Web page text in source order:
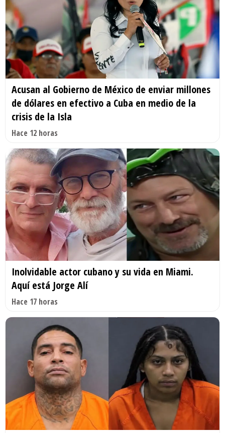
Acusan al Gobierno de México de enviar millones
de dólares en efectivo a Cuba en medio de la
crisis de la Isla
Hace 12 horas
Inolvidable actor cubano y su vida en Miami.
Aquí está Jorge Alí
Hace 17 horas